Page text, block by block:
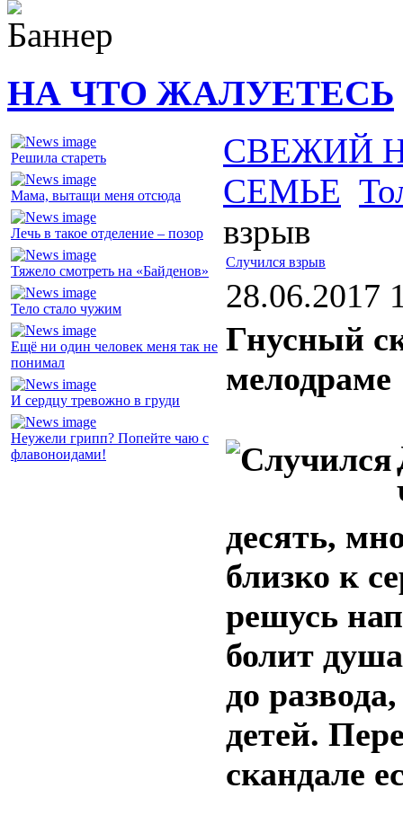
НА ЧТО ЖАЛУЕТЕСЬ
Решила стареть
Мама, вытащи меня отсюда
Лечь в такое отделение – позор
Тяжело смотреть на «Байденов»
Тело стало чужим
Ещё ни один человек меня так не
понимал
И сердцу тревожно в груди
Неужели грипп? Попейте чаю с
флавоноидами!
СВЕЖИЙ
СЕМЬЕ
взрыв
Случился взрыв
28.06.2017
Гнусный
мелодраме
десять,
близко к
решусь
болит
до
детей.
скандале